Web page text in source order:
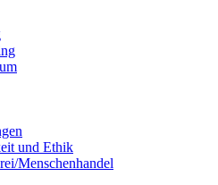
und Ethik
Menschenhandel